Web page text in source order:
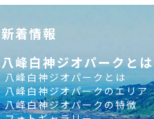
新着情報
八峰白神ジオパークとは
八峰白神ジオパークとは
八峰白神ジオパークのエリア
八峰白神ジオパークの特徴